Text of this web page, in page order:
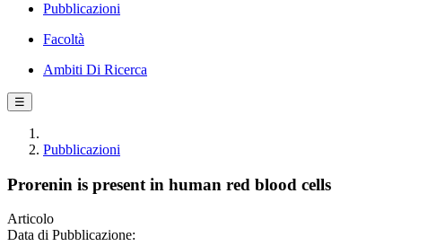
Pubblicazioni
Facoltà
Ambiti Di Ricerca
☰
Pubblicazioni
Prorenin is present in human red blood cells
Articolo
Data di Pubblicazione: